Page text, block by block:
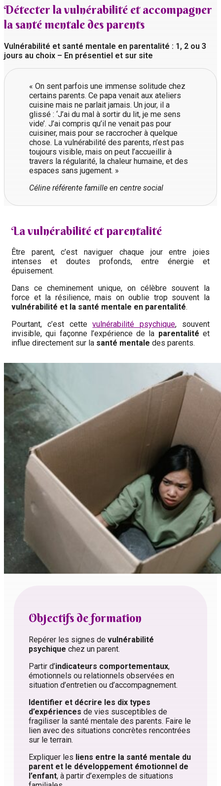
Détecter la vulnérabilité et accompagner
la santé mentale des parents
Vulnérabilité et santé mentale en parentalité : 1, 2 ou 3
jours au choix – En présentiel et sur site
« On sent parfois une immense solitude chez
certains parents. Ce papa venait aux ateliers
cuisine mais ne parlait jamais. Un jour, il a
glissé : ‘J’ai du mal à sortir du lit, je me sens
vide’. J’ai compris qu’il ne venait pas pour
cuisiner, mais pour se raccrocher à quelque
chose. La vulnérabilité des parents, n’est pas
toujours visible, mais on peut l’accueillir à
travers la régularité, la chaleur humaine, et des
espaces sans jugement. »
Céline référente famille en centre social
La vulnérabilité et parentalité
Être parent, c’est naviguer chaque jour entre joies
intenses et doutes profonds, entre énergie et
épuisement.
Dans ce cheminement unique, on célèbre souvent la
force et la résilience, mais on oublie trop souvent la
vulnérabilité et la santé mentale en parentalité.
Pourtant, c’est cettevulnérabilité psychique, souvent
invisible, qui façonne l’expérience de la parentalité et
influe directement sur la santé mentale des parents.
Objectifs de formation
Repérer les signes de vulnérabilité
psychique chez un parent.
Partir d’indicateurs comportementaux,
émotionnels ou relationnels observées en
situation d’entretien ou d’accompagnement.
Identifier et décrire les dix types
d’expériences de vies susceptibles de
fragiliser la santé mentale des parents. Faire le
lien avec des situations concrètes rencontrées
sur le terrain.
Expliquer les liens entre la santé mentale du
parent et le développement émotionnel de
l’enfant, à partir d’exemples de situations